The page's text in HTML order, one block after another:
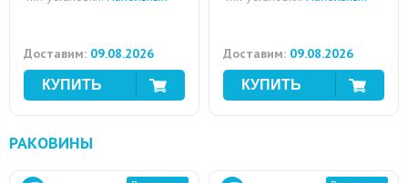
Доставим: 09.08.2026 Доставим: 09.08.2026
РАКОВИНЫ